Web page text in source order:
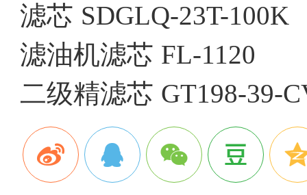
滤芯 SDGLQ-23T-100K
滤油机滤芯 FL-1120
二级精滤芯 GT198-39-